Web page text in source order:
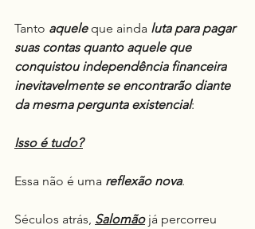
Tanto aquele que ainda luta para pagar
suas contas quanto aquele que
conquistou independência financeira
inevitavelmente se encontrarão diante
da mesma pergunta existencial:
Isso é tudo?
Essa não é uma reflexão nova.
Séculos atrás, Salomão já percorreu